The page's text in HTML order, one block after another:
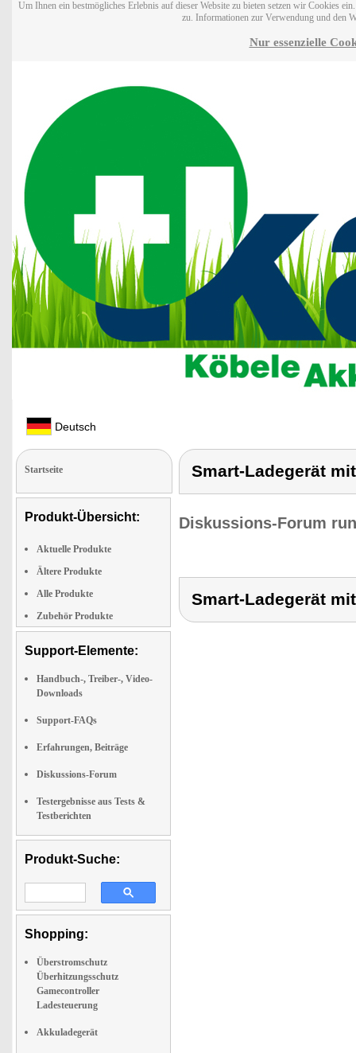
Um Ihnen ein bestmögliches Erlebnis auf dieser Website zu bieten setzen wir Cookies
zu. Informationen zur Verwendung und den
Nur essenzielle
Deutsch
Startseite
Produkt-Übersicht:
Aktuelle Produkte
Ältere Produkte
Alle Produkte
Zubehör Produkte
Support-Elemente:
Handbuch-, Treiber-, Video-
Downloads
Support-FAQs
Erfahrungen, Beiträge
Diskussions-Forum
Testergebnisse aus Tests &
Testberichten
Produkt-Suche:
Shopping:
Überstromschutz
Überhitzungsschutz
Gamecontroller
Ladesteuerung
Akkuladegerät
Smart-Ladegerät
Diskussions-Forum
Smart-Ladegerät